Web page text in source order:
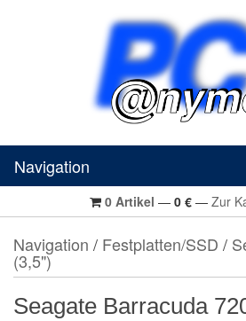
Navigation
0 Artikel — 0 € — Zur
Navigation / Festplatten/SSD /
(3,5")
Seagate Barracuda